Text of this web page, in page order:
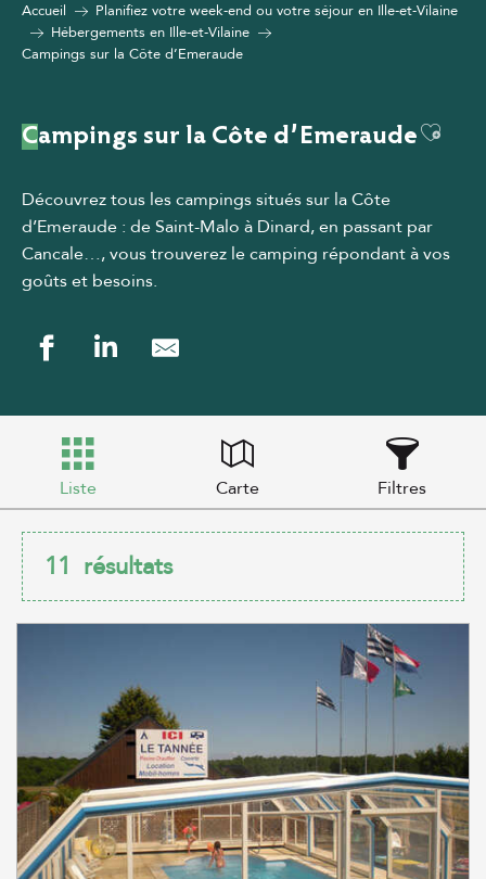
Accueil
Planifiez votre week-end ou votre séjour en Ille-et-Vilaine
Hébergements en Ille-et-Vilaine
Campings sur la Côte d’Emeraude
Campings sur la Côte d’Emeraude
Découvrez tous les campings situés sur la Côte
d’Emeraude : de Saint-Malo à Dinard, en passant par
Cancale…, vous trouverez le camping répondant à vos
goûts et besoins.
Liste Carte Filtres
11 résultats